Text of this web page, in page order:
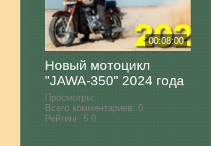
00:08:00
Новый мотоцикл
"JAWA-350" 2024 года
Просмотры:
Всего комментариев: 0
Рейтинг: 5.0